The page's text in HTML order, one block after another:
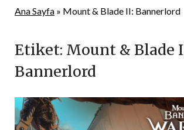
Ana Sayfa » Mount & Blade II: Bannerlord
Etiket: Mount & Blade
Bannerlord